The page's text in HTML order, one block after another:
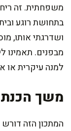
משפחתית. זה
בתחושת רוגע
ושדרגתי אותו,
מבפנים. תאמינו
למנה עיקרית או
משך
המתכון הזה